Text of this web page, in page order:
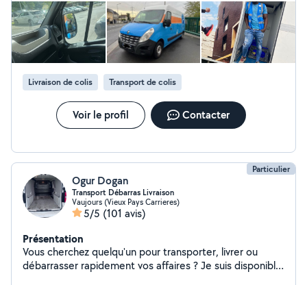
travail bien fait et le service qu’ils rendent. Au départ, il m’avait
proposé un tarif que je ne pouvais pas me permettre. Nous
avons discuté et il a accepté de revoir son prix. Dès le début, il
s’est montré très gentil et compréhensif. Le jour du
déménagement, il est venu avec son collègue. Ensemble, ils
ont aidé ma sœur à descendre toutes les affaires du logement.
Une fois arrivés à la maison, ils ont monté les meubles et nous
ont même aidés à les installer sur le balcon.
Livraison de colis Transport de colis
Voir le profil Contacter
Particulier
Ogur Dogan
Transport Débarras Livraison
Vaujours (Vieux Pays Carrieres)
5/5 (101 avis)
Présentation
Vous cherchez quelqu'un pour transporter, livrer ou
débarrasser rapidement vos affaires ? Je suis disponible